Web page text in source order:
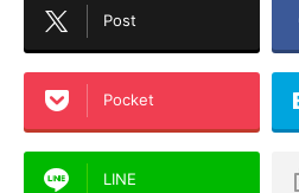
Post
Pocket
LINE